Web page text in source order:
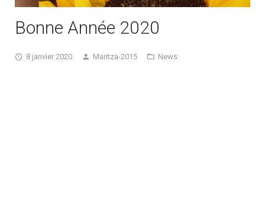
Bonne Année 2020
8 janvier 2020 Maritza-2015 News